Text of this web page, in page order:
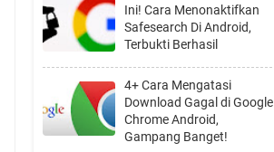
Ini! Cara Menonaktifkan
Safesearch Di Android,
Terbukti Berhasil
4+ Cara Mengatasi
Download Gagal di Google
Chrome Android,
Gampang Banget!